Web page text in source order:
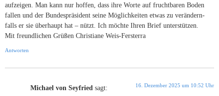
aufzeigen. Man kann nur hoffen, dass ihre Worte auf fruchtbaren Boden
fallen und der Bundespräsident seine Möglichkeiten etwas zu verändern-
falls er sie überhaupt hat – nützt. Ich möchte Ihren Brief unterstützen.
Mit freundlichen Grüßen Christiane Weis-Fersterra
Antworten
Michael von Seyfried sagt: 16. Dezember 2025 um 10:52 Uhr